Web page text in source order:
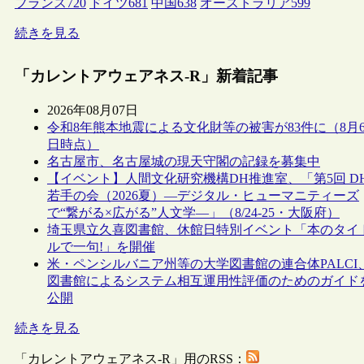
フランス720 ドイツ681 中国638 オーストラリア599
続きを見る
「カレントアウェアネス-R」新着記事
2026年08月07日
令和8年熊本地震による文化財等の被害が83件に（8月
日時点）
名古屋市、名古屋城の現天守閣の記録を募集中
【イベント】人間文化研究機構DH推進室、「第5回
若手の会（2026夏）―デジタル・ヒューマニティーズ
で“繋がる×広がる”人文学―」（8/24-25・大阪府）
埼玉県立久喜図書館、休館日特別イベント「本のタイ
ルで一句!」を開催
米・ペンシルバニア州等の大学図書館の連合体PALCI、
図書館によるシステム相互運用性評価のためのガイド
公開
続きを見る
「カレントアウェアネス-R」用のRSS：